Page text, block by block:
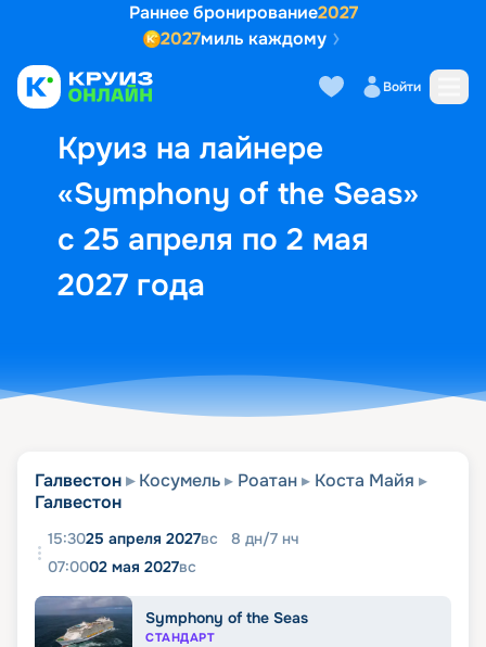
Раннее бронирование2027
2027миль каждому
Войти
Круиз на лайнере
«Symphony of the Seas»
с 25 апреля по 2 мая
2027 года
Выбор кают Маршрут и
Галвестон Косумель Роатан
Коста Майя
Галвестон
15:3025 апреля 2027вс 8 дн/7 нч
07:0002 мая 2027вс
Symphony of the Seas
СТАНДАРТ